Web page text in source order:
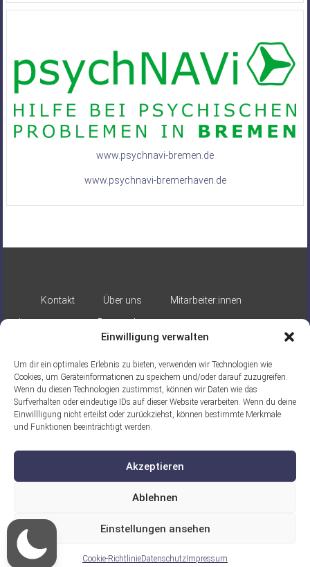
Einwilligung verwalten
Um dir ein optimales Erlebnis zu bieten, verwenden wir Technologien wie
Cookies, um Geräteinformationen zu speichern und/oder darauf zuzugreifen.
Wenn du diesen Technologien zustimmst, können wir Daten wie das
Surfverhalten oder eindeutige IDs auf dieser Website verarbeiten. Wenn du deine
Einwillligung nicht erteilst oder zurückziehst, können bestimmte Merkmale
und Funktionen beeinträchtigt werden.
Akzeptieren
Ablehnen
Einstellungen ansehen
Cookie-RichtlinieDatenschutz Impressum
www.psychnavi-bremen.de
www.psychnavi-bremerhaven.de
Kontakt Über uns
Mitarbeiter:innen
Impressum
Datenschutz
Gefördert durch:
Ein Projekt der ASB Seelische Gesundheit
gGmbH